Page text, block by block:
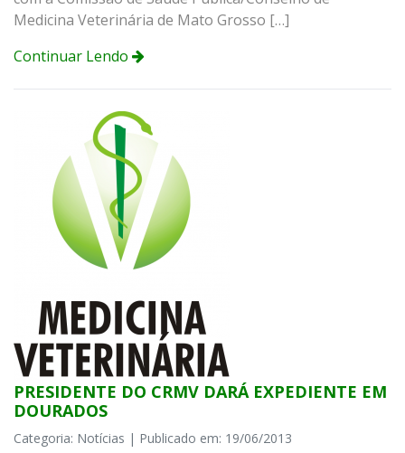
Medicina Veterinária de Mato Grosso […]
Continuar Lendo
PRESIDENTE DO CRMV DARÁ EXPEDIENTE EM
DOURADOS
Categoria: Notícias | Publicado em: 19/06/2013